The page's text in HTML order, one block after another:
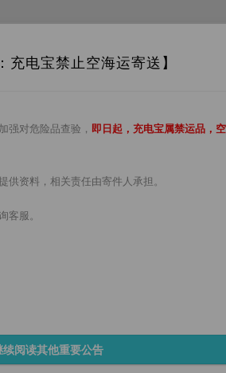
充电宝禁止空海运寄送】
强对危险品查验， 即日起，充电宝属禁运品，
供资料，相关责任由寄件人承担。
客服。
续阅读其他重要公告